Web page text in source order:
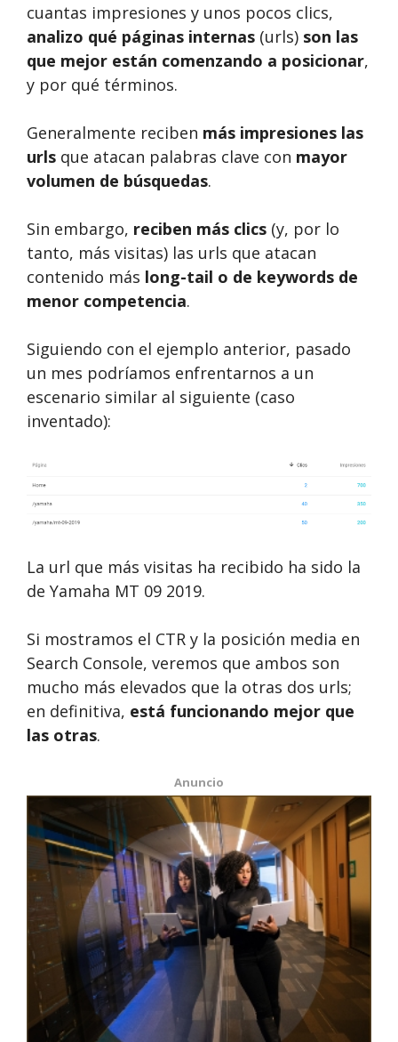
cuantas impresiones y unos pocos clics,
analizo qué páginas internas (urls) son las
que mejor están comenzando a posicionar,
y por qué términos.
Generalmente reciben más impresiones las
urls que atacan palabras clave con mayor
volumen de búsquedas.
Sin embargo, reciben más clics (y, por lo
tanto, más visitas) las urls que atacan
contenido más long-tail o de keywords de
menor competencia.
Siguiendo con el ejemplo anterior, pasado
un mes podríamos enfrentarnos a un
escenario similar al siguiente (caso
inventado):
La url que más visitas ha recibido ha sido la
de Yamaha MT 09 2019.
Si mostramos el CTR y la posición media en
Search Console, veremos que ambos son
mucho más elevados que la otras dos urls;
en definitiva, está funcionando mejor que
las otras.
Anuncio